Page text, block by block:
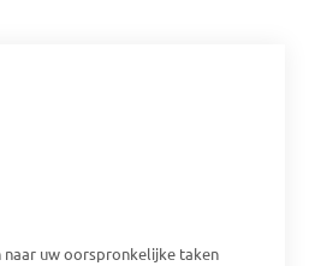
naar uw oorspronkelijke taken